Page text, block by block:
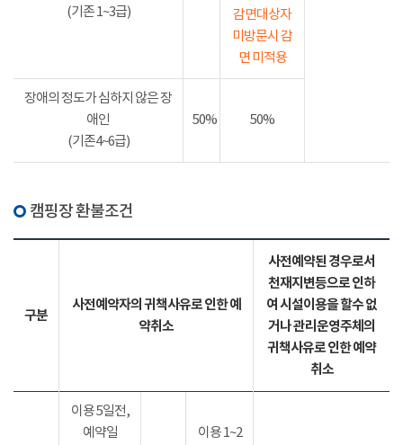
감면대상자
미방문시 감
면 미적용
(기존 1~3급)
장애의 정도가 심하지 않은 장
애인
(기존4~6급)
50% 50%
캠핑장 환불조건
구분
사전예약자의 귀책사유로 인한 예
약취소
사전예약된 경우로서
천재지변등으로 인하
여 시설이용을 할수 없
거나 관리운영주체의
귀책사유로 인한 예약
취소
이용 5일전,
예약일
이용 1~2